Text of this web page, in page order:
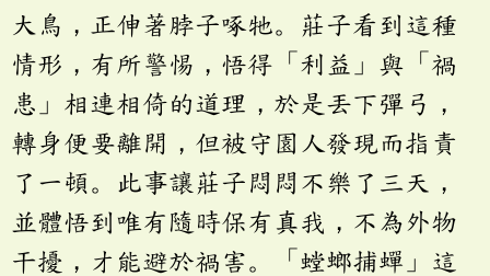
大鳥，正伸著脖子啄牠。莊子看到這種
情形，有所警惕，悟得「利益」與「禍
患」相連相倚的道理，於是丟下彈弓，
轉身便要離開，但被守園人發現而指責
了一頓。此事讓莊子悶悶不樂了三天，
並體悟到唯有隨時保有真我，不為外物
干擾，才能避於禍害。「螳螂捕蟬」這